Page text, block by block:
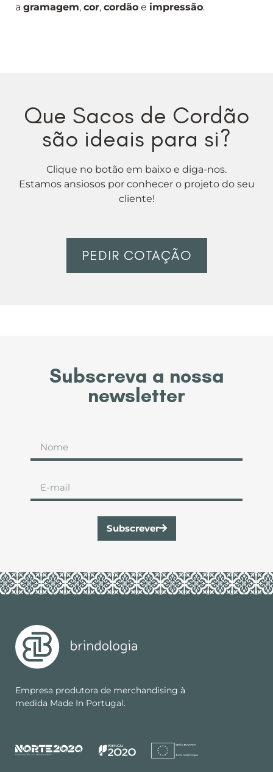
a gramagem, cor, cordão e impressão.
Que Sacos de Cordão
são ideais para si?
Clique no botão em baixo e diga-nos.
Estamos ansiosos por conhecer o projeto do seu
cliente!
PEDIR COTAÇÃO
Subscreva a nossa
newsletter
Subscrever
Empresa produtora de merchandising à
medida Made In Portugal.